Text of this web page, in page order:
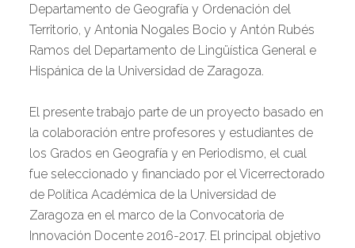
Departamento de Geografía y Ordenación del
Territorio, y Antonia Nogales Bocio y Antón Rubés
Ramos del Departamento de Lingüística General e
Hispánica de la Universidad de Zaragoza.
El presente trabajo parte de un proyecto basado en
la colaboración entre profesores y estudiantes de
los Grados en Geografía y en Periodismo, el cual
fue seleccionado y financiado por el Vicerrectorado
de Política Académica de la Universidad de
Zaragoza en el marco de la Convocatoria de
Innovación Docente 2016-2017. El principal objetivo